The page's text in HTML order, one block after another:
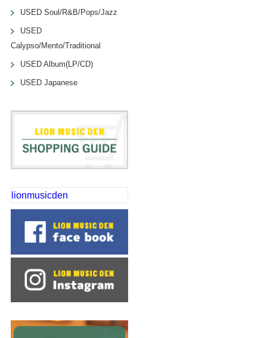
USED Soul/R&B/Pops/Jazz
USED
Calypso/Mento/Traditional
USED Album(LP/CD)
USED Japanese
lionmusicden